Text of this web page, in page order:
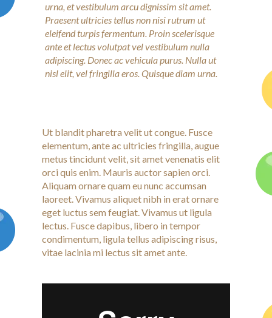
urna, et vestibulum arcu dignissim sit amet.
Praesent ultricies tellus non nisi rutrum ut
eleifend turpis fermentum. Proin scelerisque
ante et lectus volutpat vel vestibulum nulla
adipiscing. Donec ac vehicula purus. Nulla ut
nisl elit, vel fringilla eros. Quisque diam urna.
Ut blandit pharetra velit ut congue. Fusce
elementum, ante ac ultricies fringilla, augue
metus tincidunt velit, sit amet venenatis elit
orci quis enim. Mauris auctor sapien orci.
Aliquam ornare quam eu nunc accumsan
laoreet. Vivamus aliquet nibh in erat ornare
eget luctus sem feugiat. Vivamus ut ligula
lectus. Fusce dapibus, libero in tempor
condimentum, ligula tellus adipiscing risus,
vitae lacinia mi lectus sit amet ante.